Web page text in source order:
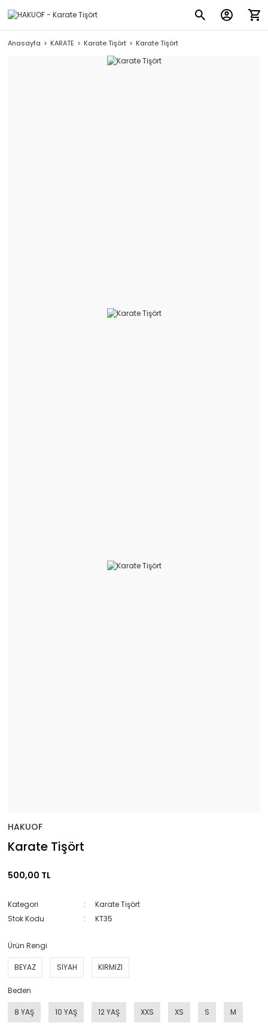
Anasayfa KARATE Karate Tişört Karate Tişört
HAKUOF
Karate Tişört
500,00 TL
Kategori
Karate Tişört
Stok Kodu
KT35
Ürün Rengi
BEYAZ SİYAH KIRMIZI
Beden
8 YAŞ 10 YAŞ 12 YAŞ XXS XS S M